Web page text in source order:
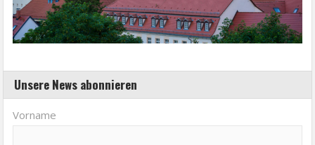
Unsere News abonnieren
Vorname